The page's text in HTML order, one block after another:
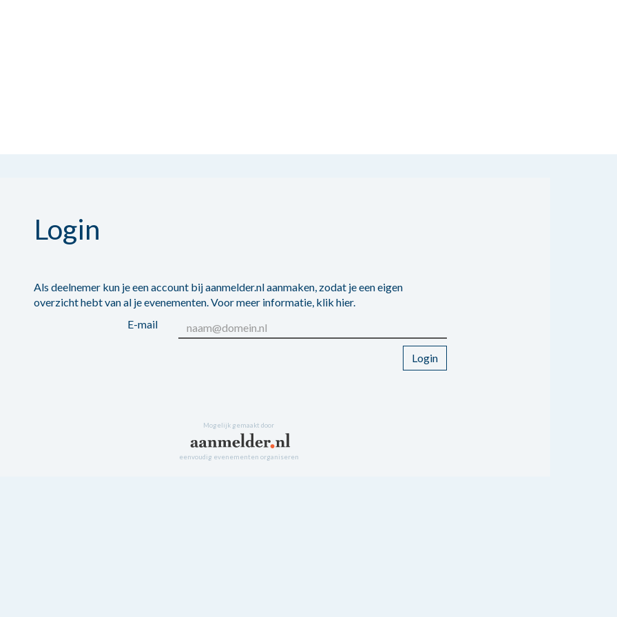
Login
Als deelnemer kun je een account bij aanmelder.nl aanmaken, zodat je een eigen
overzicht hebt van al je evenementen. Voor meer informatie, klik hier.
E-mail
Login
Mogelijk gemaakt door
eenvoudig evenementen organiseren